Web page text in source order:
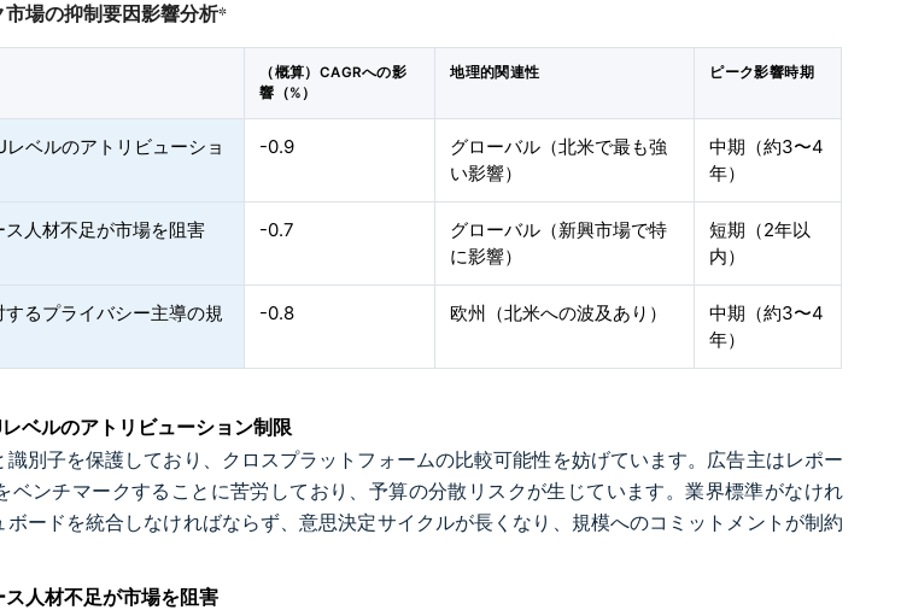
場の抑制要因影響分析*
（概算）CAGRへの影
響（%）
地理的関連性 ピーク影響時期
ベルのアトリビューショ
-0.9
グローバル（北米で最も強
い影響）
中期（約3〜4
年）
人材不足が市場を阻害 -0.7
グローバル（新興市場で特
に影響）
短期（2年以
内）
るプライバシー主導の規
-0.8 欧州（北米への波及あり）
中期（約3〜4
年）
ベルのアトリビューション制限
別子を保護しており、クロスプラットフォームの比較可能性を妨げています。広告主はレポー
ベンチマークすることに苦労しており、予算の分散リスクが生じています。業界標準がなけれ
ードを統合しなければならず、意思決定サイクルが長くなり、規模へのコミットメントが制約
人材不足が市場を阻害